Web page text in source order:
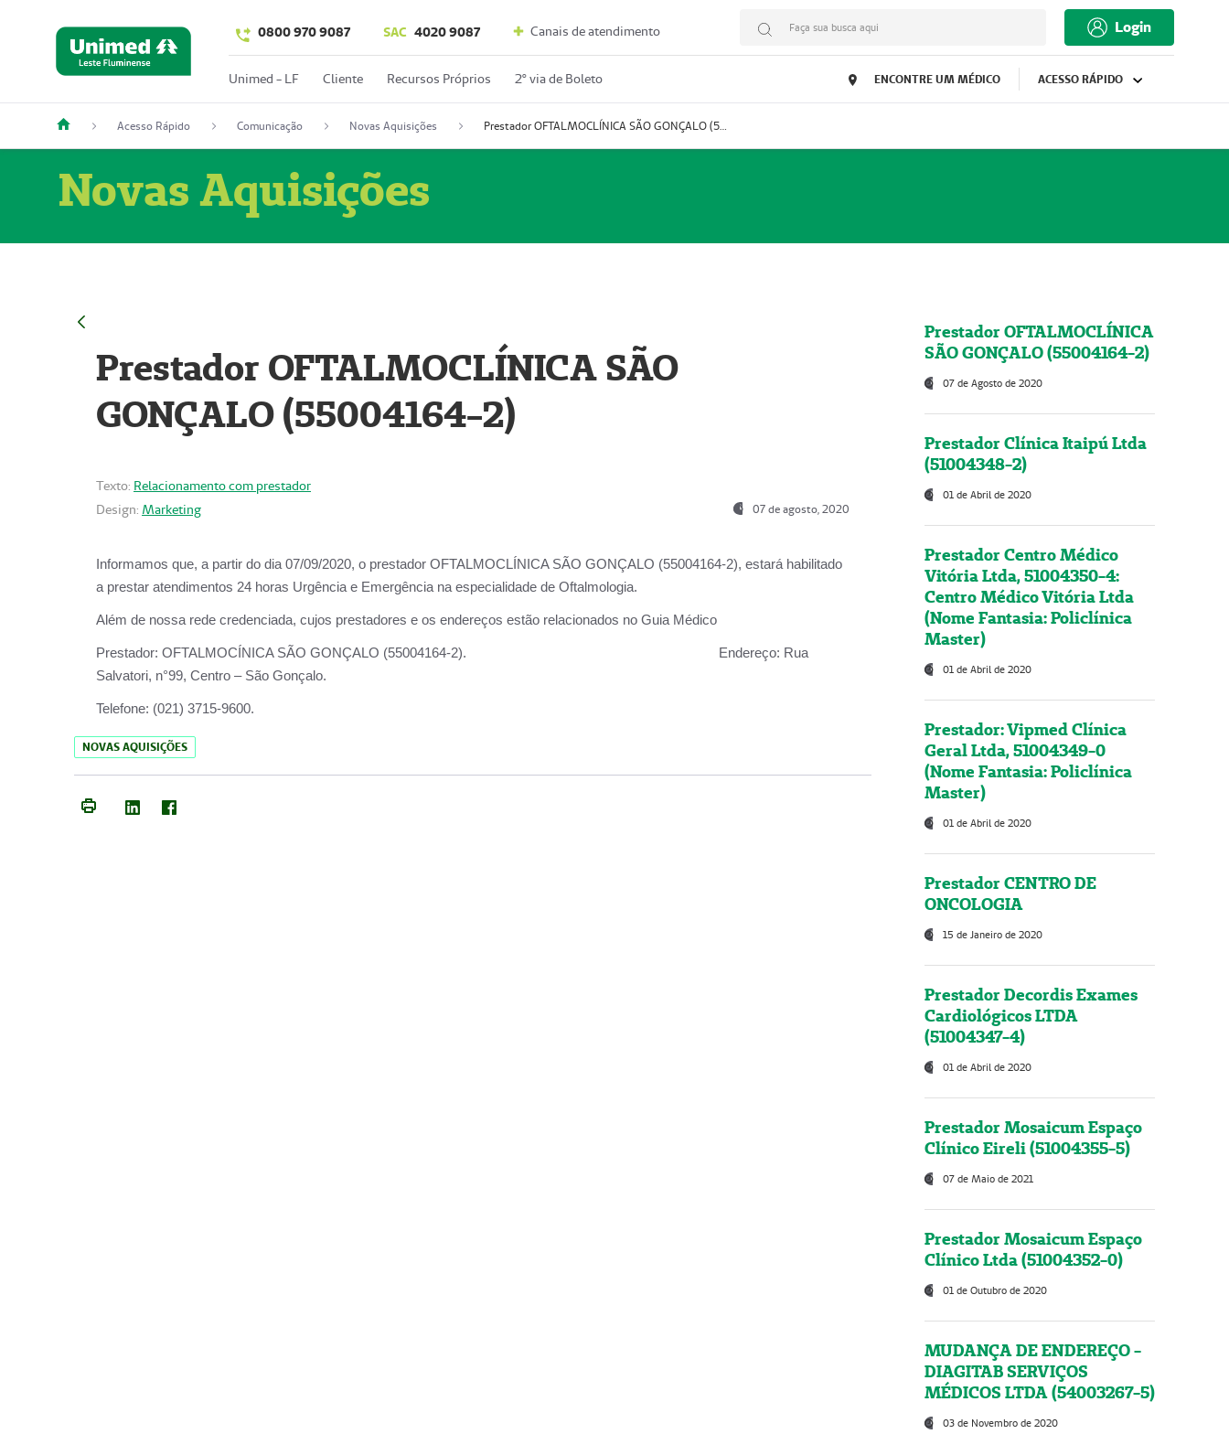
0800 970 9087 SAC 4020 9087 Canais de atendimento Faça sua busca aqui Login
Unimed - LF Cliente Recursos Próprios 2º via de Boleto ENCONTRE UM MÉDICO ACESSO RÁPIDO
Acesso Rápido Comunicação Novas Aquisições Prestador OFTALMOCLÍNICA SÃO GONÇALO (55004164-2)
Novas Aquisições
Prestador OFTALMOCLÍNICA SÃO
GONÇALO (55004164-2)
Texto: Relacionamento com prestador
Design: Marketing 07 de agosto, 2020
Informamos que, a partir do dia 07/09/2020, o prestador OFTALMOCLÍNICA SÃO GONÇALO (55004164-2), estará habilitado
a prestar atendimentos 24 horas Urgência e Emergência na especialidade de Oftalmologia.
Além de nossa rede credenciada, cujos prestadores e os endereços estão relacionados no Guia Médico
Prestador: OFTALMOCÍNICA SÃO GONÇALO (55004164-2). Endereço: Rua
Salvatori, n°99, Centro – São Gonçalo.
Telefone: (021) 3715-9600.
NOVAS AQUISIÇÕES
Prestador OFTALMOCLÍNICA
SÃO GONÇALO (55004164-2)
07 de Agosto de 2020
Prestador Clínica Itaipú Ltda
(51004348-2)
01 de Abril de 2020
Prestador Centro Médico
Vitória Ltda, 51004350-4:
Centro Médico Vitória Ltda
(Nome Fantasia: Policlínica
Master)
01 de Abril de 2020
Prestador: Vipmed Clínica
Geral Ltda, 51004349-0
(Nome Fantasia: Policlínica
Master)
01 de Abril de 2020
Prestador CENTRO DE
ONCOLOGIA
15 de Janeiro de 2020
Prestador Decordis Exames
Cardiológicos LTDA
(51004347-4)
01 de Abril de 2020
Prestador Mosaicum Espaço
Clínico Eireli (51004355-5)
07 de Maio de 2021
Prestador Mosaicum Espaço
Clínico Ltda (51004352-0)
01 de Outubro de 2020
MUDANÇA DE ENDEREÇO -
DIAGITAB SERVIÇOS
MÉDICOS LTDA (54003267-5)
03 de Novembro de 2020